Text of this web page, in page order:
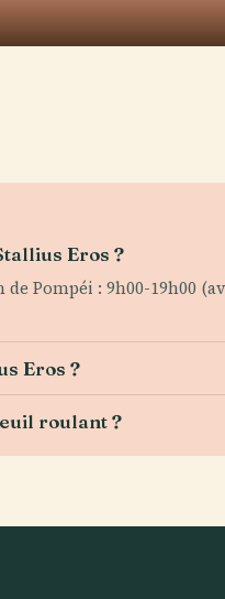
Eros ?
Pompéi : 9h00-19h00
Eros ?
roulant ?